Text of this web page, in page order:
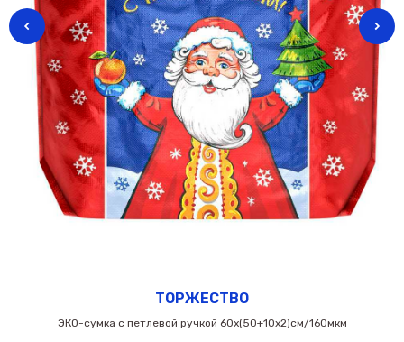
ТОРЖЕСТВО
ЭКО-сумка с петлевой ручкой 60х(50+10х2)см/160мкм